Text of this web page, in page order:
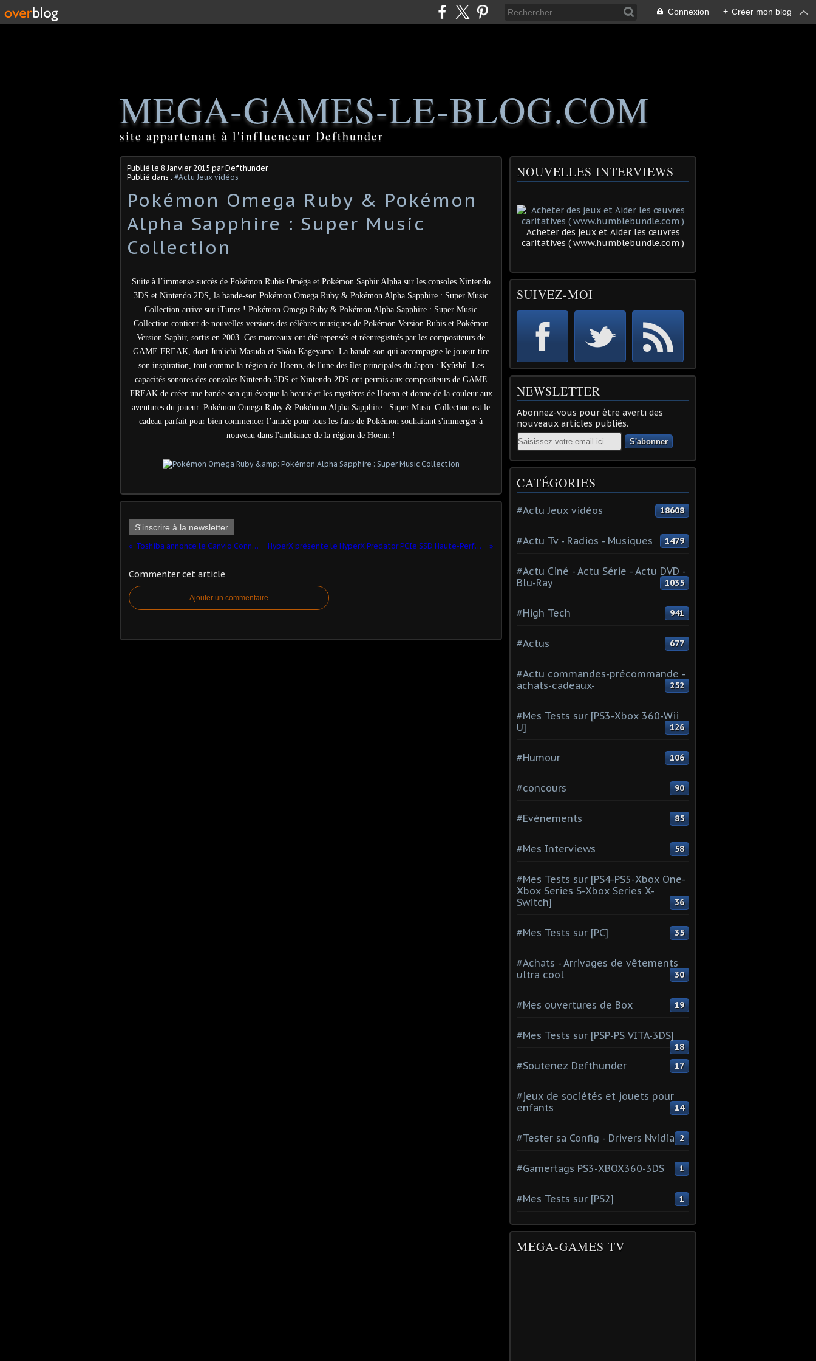
Connexion + Créer mon blog
MEGA-GAMES-LE-BLOG.COM
site appartenant à l'influenceur Defthunder
Publié le 8 Janvier 2015 par Defthunder
Publié dans : #Actu Jeux vidéos
Pokémon Omega Ruby & Pokémon
Alpha Sapphire : Super Music
Collection
Suite à l’immense succès de Pokémon Rubis Oméga et Pokémon Saphir Alpha sur les consoles Nintendo
3DS et Nintendo 2DS, la bande-son Pokémon Omega Ruby & Pokémon Alpha Sapphire : Super Music
Collection arrive sur iTunes ! Pokémon Omega Ruby & Pokémon Alpha Sapphire : Super Music
Collection contient de nouvelles versions des célèbres musiques de Pokémon Version Rubis et Pokémon
Version Saphir, sortis en 2003. Ces morceaux ont été repensés et réenregistrés par les compositeurs de
GAME FREAK, dont Jun'ichi Masuda et Shôta Kageyama. La bande-son qui accompagne le joueur tire
son inspiration, tout comme la région de Hoenn, de l'une des îles principales du Japon : Kyûshû. Les
capacités sonores des consoles Nintendo 3DS et Nintendo 2DS ont permis aux compositeurs de GAME
FREAK de créer une bande-son qui évoque la beauté et les mystères de Hoenn et donne de la couleur aux
aventures du joueur. Pokémon Omega Ruby & Pokémon Alpha Sapphire : Super Music Collection est le
cadeau parfait pour bien commencer l’année pour tous les fans de Pokémon souhaitant s'immerger à
nouveau dans l'ambiance de la région de Hoenn !
S'inscrire à la newsletter
Toshiba annonce le Canvio Connect II HyperX présente le HyperX Predator PCIe SSD Haute-Performance‏
Commenter cet article
Ajouter un commentaire
NOUVELLES INTERVIEWS
Acheter des jeux et Aider les œuvres
caritatives ( www.humblebundle.com )
SUIVEZ-MOI
NEWSLETTER
Abonnez-vous pour être averti des
nouveaux articles publiés.
Email
CATÉGORIES
#Actu Jeux vidéos 18608
#Actu Tv - Radios - Musiques 1479
#Actu Ciné - Actu Série - Actu DVD -
Blu-Ray
1035
#High Tech 941
#Actus 677
#Actu commandes-précommande -
achats-cadeaux-
252
#Mes Tests sur [PS3-Xbox 360-Wii
U]
126
#Humour 106
#concours 90
#Evénements 85
#Mes Interviews 58
#Mes Tests sur [PS4-PS5-Xbox One-
Xbox Series S-Xbox Series X-
Switch]
36
#Mes Tests sur [PC] 35
#Achats - Arrivages de vêtements
ultra cool
30
#Mes ouvertures de Box 19
#Mes Tests sur [PSP-PS VITA-3DS]
18
#Soutenez Defthunder 17
#jeux de sociétés et jouets pour
enfants
14
#Tester sa Config - Drivers Nvidia 2
#Gamertags PS3-XBOX360-3DS 1
#Mes Tests sur [PS2] 1
MEGA-GAMES TV